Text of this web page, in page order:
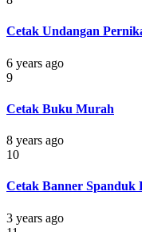
Cetak Undangan
6 years ago
9
Cetak Buku Murah
8 years ago
10
Cetak Banner Spanduk
3 years ago